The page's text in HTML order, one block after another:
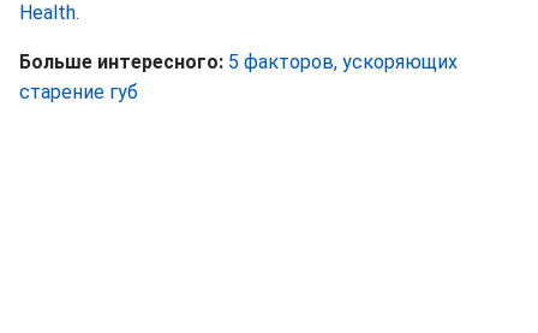
Нealth.
Больше интересного: 5 факторов, ускоряющих
старение губ